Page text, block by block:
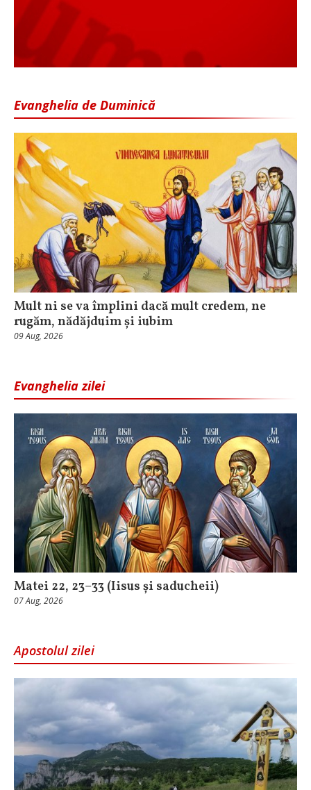
Evanghelia de Duminică
Mult ni se va împlini dacă mult credem, ne
rugăm, nădăjduim și iubim
09 Aug, 2026
Evanghelia zilei
Matei 22, 23–33 (Iisus și saducheii)
07 Aug, 2026
Apostolul zilei